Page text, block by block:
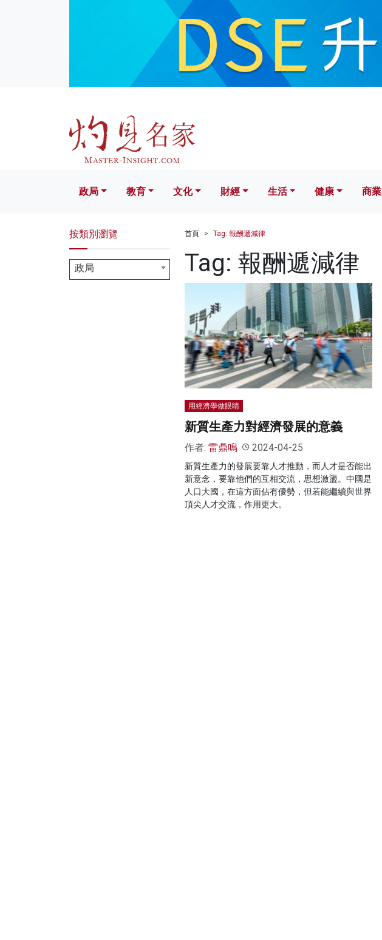
文化 財經 生活 健康
政局 教育 文化 財經 生活 健康 商業
首頁 Tag: 報酬遞減律
Tag: 報酬遞減律
用經濟學做眼睛
新質生產力對經濟發展的意義
作者: 雷鼎鳴 2024-04-25
新質生產力的發展要靠人才推動，而人才是否能出
新意念，要靠他們的互相交流，思想激盪。中國是
人口大國，在這方面佔有優勢，但若能繼續與世界
頂尖人才交流，作用更大。
按類別瀏覽
政局